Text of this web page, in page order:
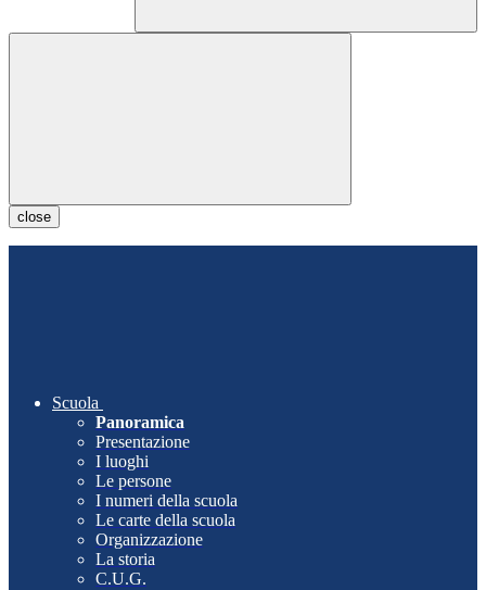
close
Scuola
Panoramica
Presentazione
I luoghi
Le persone
I numeri della scuola
Le carte della scuola
Organizzazione
La storia
C.U.G.